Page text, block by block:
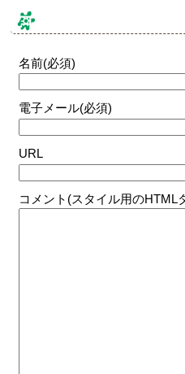
コメントする
名前(必須)
電子メール(必須)
URL
コメント(スタイル用のHTML